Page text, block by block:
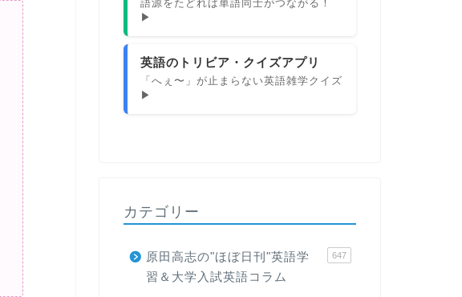
語源をたどれば単語同士がつながる！
▶
英語のトリビア・クイズアプリ
「へぇ〜」が止まらない英語雑学クイズ
▶
カテゴリー
原田高志の"ほぼ日刊"英語学
習＆大学入試英語コラム
647